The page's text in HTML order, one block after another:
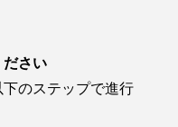
ださい
のステップで進行